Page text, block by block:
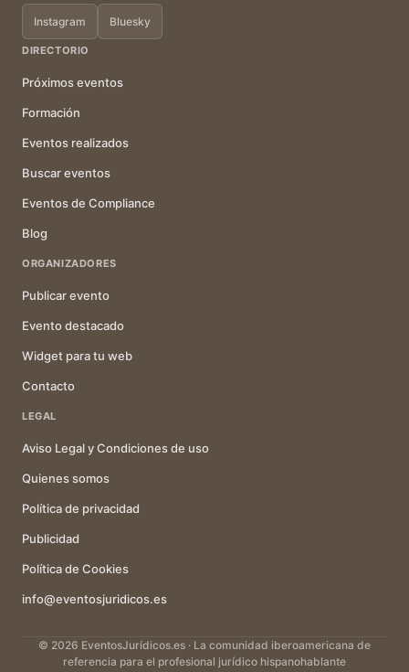
Instagram Bluesky
DIRECTORIO
Próximos eventos
Formación
Eventos realizados
Buscar eventos
Eventos de Compliance
Blog
ORGANIZADORES
Publicar evento
Evento destacado
Widget para tu web
Contacto
LEGAL
Aviso Legal y Condiciones de uso
Quienes somos
Política de privacidad
Publicidad
Política de Cookies
info@eventosjuridicos.es
© 2026 EventosJurídicos.es · La comunidad iberoamericana de
referencia para el profesional jurídico hispanohablante